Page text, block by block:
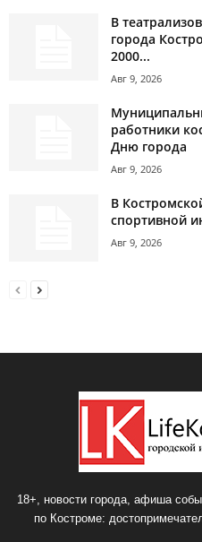
В
города
2000...
Авг 9, 2026
работники
Дню города
Авг 9, 2026
В
спортивной
Авг 9, 2026
18+, новости города, афиша
по Костроме: